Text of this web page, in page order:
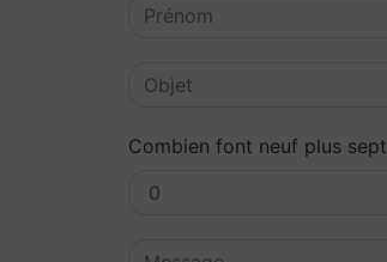
Combien font neuf plus sept